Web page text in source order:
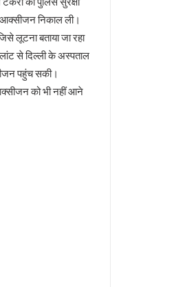
आक्सीजन निकाल ली।
लूटना बताया जा रहा
से दिल्ली के अस्पताल
पहुंच सकी।
को भी नहीं आने